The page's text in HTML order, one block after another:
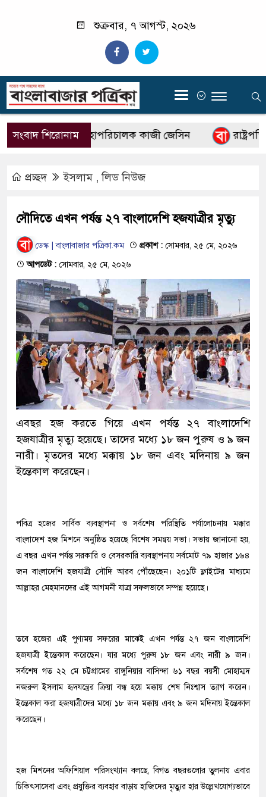
শুক্রবার, ৭ আগস্ট, ২০২৬
‍
সংবাদ শিরোনাম
বিটিভির নতুন মহাপরিচালক কাজী জেসিন রাষ্ট্রপতি
প্রচ্ছদ ইসলাম ,লিড নিউজ
সৌদিতে এখন পর্যন্ত ২৭ বাংলাদেশি হজযাত্রীর মৃত্যু
ডেস্ক | বাংলাবাজার পত্রিকা.কম প্রকাশ : সোমবার, ২৫ মে, ২০২৬
আপডেট : সোমবার, ২৫ মে, ২০২৬
এবছর হজ করতে গিয়ে এখন পর্যন্ত ২৭ বাংলাদেশি
হজযাত্রীর মৃত্যু হয়েছে। তাদের মধ্যে ১৮ জন পুরুষ ও ৯ জন
নারী। মৃতদের মধ্যে মক্কায় ১৮ জন এবং মদিনায় ৯ জন
ইন্তেকাল করেছেন।
পবিত্র হজের সার্বিক ব্যবস্থাপনা ও সর্বশেষ পরিস্থিতি পর্যালোচনায় মক্কার
বাংলাদেশ হজ মিশনে অনুষ্ঠিত হয়েছে বিশেষ সমন্বয় সভা। সভায় জানানো হয়,
এ বছর এখন পর্যন্ত সরকারি ও বেসরকারি ব্যবস্থাপনায় সর্বমোট ৭৯ হাজার ১৬৪
জন বাংলাদেশি হজযাত্রী সৌদি আরব পৌঁছেছেন। ২০১টি ফ্লাইটের মাধ্যমে
আল্লাহর মেহমানদের এই আগমনী যাত্রা সফলভাবে সম্পন্ন হয়েছে।
তবে হজের এই পুণ্যময় সফরের মাঝেই এখন পর্যন্ত ২৭ জন বাংলাদেশি
হজযাত্রী ইন্তেকাল করেছেন। যার মধ্যে পুরুষ ১৮ জন এবং নারী ৯ জন।
সর্বশেষ গত ২২ মে চট্টগ্রামের রাঙ্গুনিয়ার বাসিন্দা ৬১ বছর বয়সী মোহাম্মদ
নজরুল ইসলাম হৃদযন্ত্রের ক্রিয়া বন্ধ হয়ে মক্কায় শেষ নিঃশ্বাস ত্যাগ করেন।
ইন্তেকাল করা হজযাত্রীদের মধ্যে ১৮ জন মক্কায় এবং ৯ জন মদিনায় ইন্তেকাল
করেছেন।
হজ মিশনের অফিশিয়াল পরিসংখ্যান বলছে, বিগত বছরগুলোর তুলনায় এবার
চিকিৎসাসেবা এবং প্রযুক্তির ব্যবহার বাড়ায় হাজিদের মৃত্যুর হার উল্লেখযোগ্যভাবে